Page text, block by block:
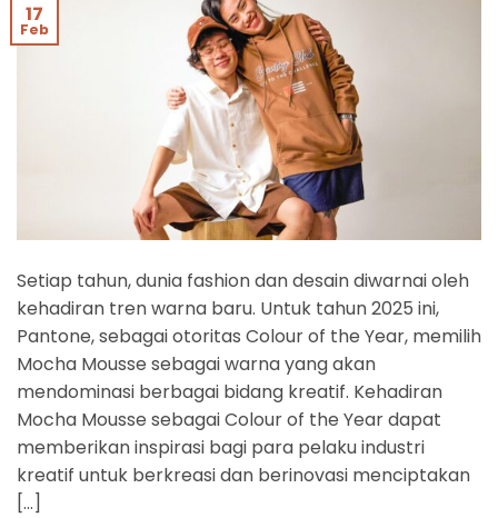
17
Feb
Setiap tahun, dunia fashion dan desain diwarnai oleh
kehadiran tren warna baru. Untuk tahun 2025 ini,
Pantone, sebagai otoritas Colour of the Year, memilih
Mocha Mousse sebagai warna yang akan
mendominasi berbagai bidang kreatif. Kehadiran
Mocha Mousse sebagai Colour of the Year dapat
memberikan inspirasi bagi para pelaku industri
kreatif untuk berkreasi dan berinovasi menciptakan
[…]